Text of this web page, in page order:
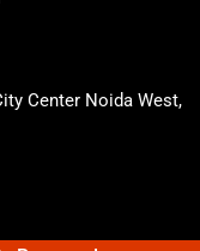
Center Noida West,